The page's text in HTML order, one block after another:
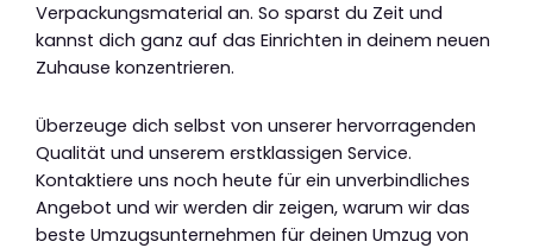
Verpackungsmaterial an. So sparst du Zeit und
kannst dich ganz auf das Einrichten in deinem neuen
Zuhause konzentrieren.
Überzeuge dich selbst von unserer hervorragenden
Qualität und unserem erstklassigen Service.
Kontaktiere uns noch heute für ein unverbindliches
Angebot und wir werden dir zeigen, warum wir das
beste Umzugsunternehmen für deinen Umzug von